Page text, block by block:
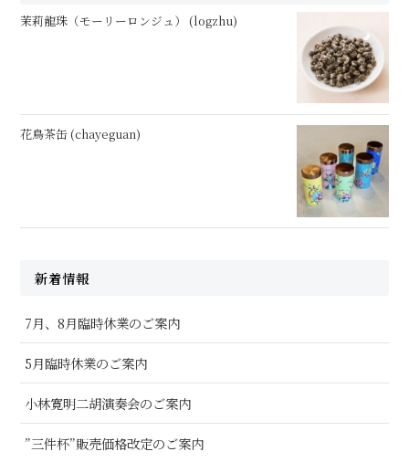
茉莉龍珠（モーリーロンジュ） (logzhu)
花鳥茶缶 (chayeguan)
新着情報
7月、8月臨時休業のご案内
5月臨時休業のご案内
小林寛明二胡演奏会のご案内
”三件杯”販売価格改定のご案内